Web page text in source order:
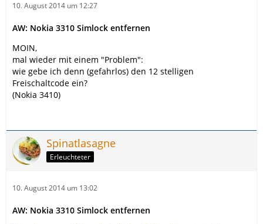
10. August 2014 um 12:27
AW: Nokia 3310 Simlock entfernen
MOIN,
mal wieder mit einem "Problem":
wie gebe ich denn (gefahrlos) den 12 stelligen
Freischaltcode ein?
(Nokia 3410)
Spinatlasagne
Erleuchteter
10. August 2014 um 13:02
AW: Nokia 3310 Simlock entfernen